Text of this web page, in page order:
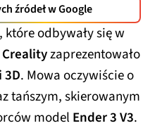
źródeł w Google
, które odbywały się w
Crealityzaprezentowało
. Mowa oczywiście o
tańszym, skierowanym
model Ender 3 V3.